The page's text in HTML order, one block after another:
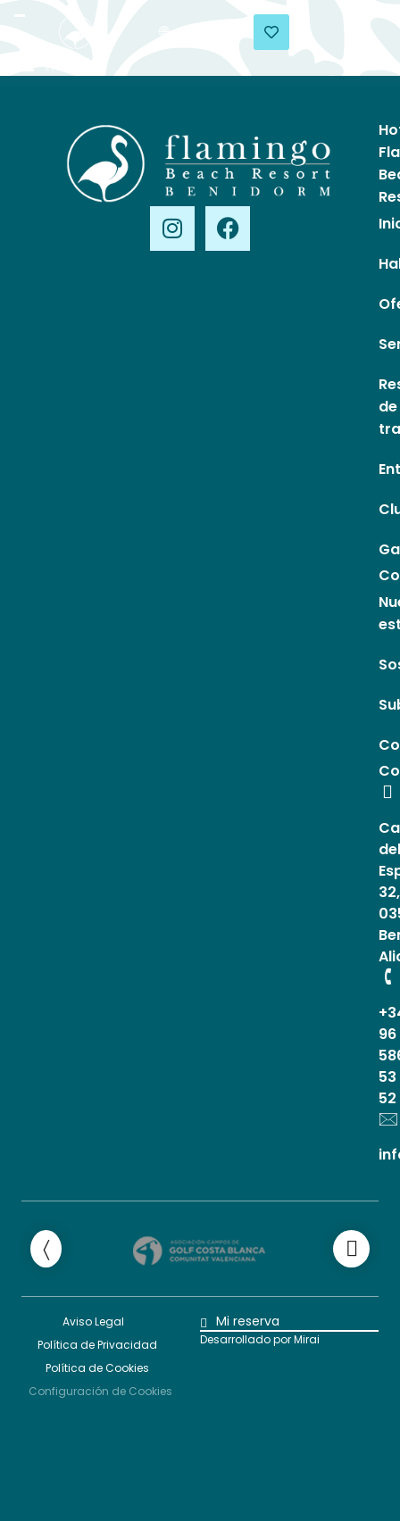
de
del
32,
96
53
52
Aviso Legal
Política de Privacidad
Política de Cookies
Configuración de Cookies
Mi reserva
Desarrollado porMirai